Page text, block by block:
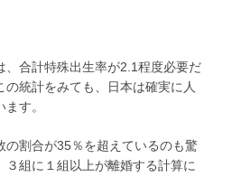
合計特殊出生率が2.1程度必要だ
の統計をみても、日本は確実に人
す。
割合が35％を超えているのも驚
３組に１組以上が離婚する計算に